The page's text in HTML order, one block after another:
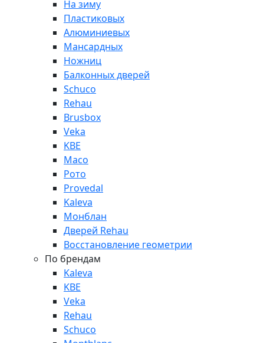
На зиму
Пластиковых
Алюминиевых
Мансардных
Ножниц
Балконных дверей
Schuco
Rehau
Brusbox
Veka
KBE
Maco
Рото
Provedal
Kaleva
Монблан
Дверей Rehau
Восстановление геометрии
По брендам
Kaleva
KBE
Veka
Rehau
Schuco